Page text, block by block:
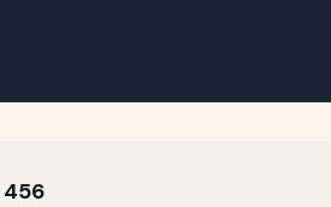
456